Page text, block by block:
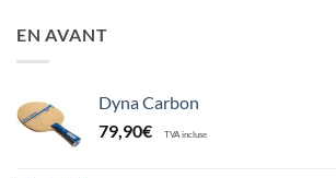
EN AVANT
Dyna Carbon
79,90€ TVA incluse